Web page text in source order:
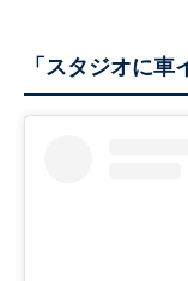
「スタジオに車